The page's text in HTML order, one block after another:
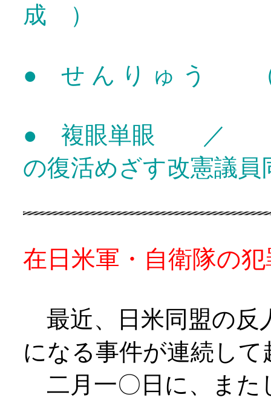
成 ）
● せ ん り ゅ う
● 複眼単眼 ／ 中
の復活めざす改憲議員
在日米軍・自衛隊の
最近、日米同盟の反
になる事件が連続し
二月一〇日に、また